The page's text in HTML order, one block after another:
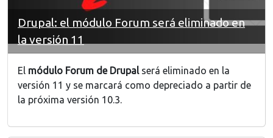
Drupal: el módulo Forum será eliminado en
la versión 11
El módulo Forum de Drupal será eliminado en la
versión 11 y se marcará como depreciado a partir de
la próxima versión 10.3.